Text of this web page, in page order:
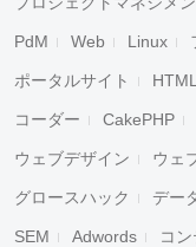
PdM Web Linux
ポータルサイト
コーダー CakePHP
ウェブデザイン ウェ
グロースハック デー
SEM Adwords コ